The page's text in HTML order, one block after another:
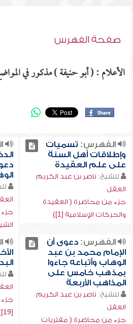
صفحة الفهرس
الأعلام : ( أبو حنيفة ) مذكور في
الفهرس: تسميات
وإطلاقات أهل السنة
على علم العقيدة
للشيخ: ناصر بن عبد الكريم
العقل
جزء من محاضرة ( العقيدة
والحركات الإسلامية [1])
الفهرس:دعوى أن
الإمام محمد بن عبد
الوهاب وأتباعه جاءوا
بمذهب خامس على
المذاهب الأربعة
للشيخ: ناصر بن عبد الكريم
العقل
جزء من محاضرة ( مفتريات
[19])